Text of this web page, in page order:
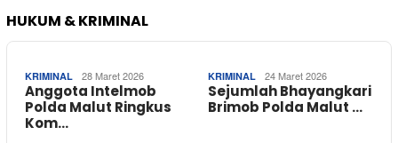
HUKUM & KRIMINAL
KRIMINAL 28 Maret 2026
Anggota Intelmob
Polda Malut Ringkus
Kom…
KRIMINAL 24 Maret 2026
Sejumlah Bhayangkari
Brimob Polda Malut …